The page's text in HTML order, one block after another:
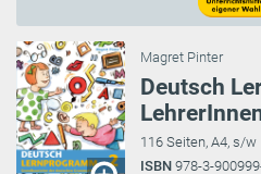
Magret Pinter
Deutsch
116 Seiten, A4, s/w
ISBN 978-3-